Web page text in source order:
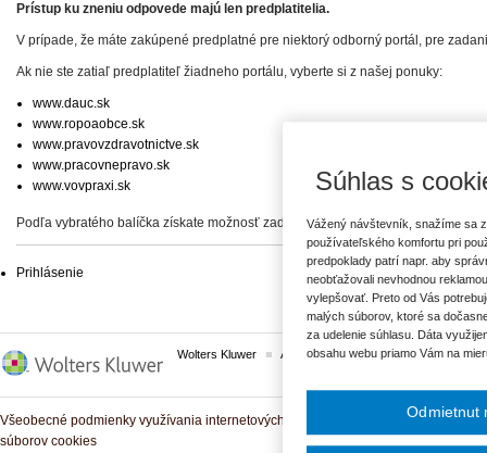
Prístup ku zneniu odpovede majú len predplatitelia.
V prípade, že máte zakúpené predplatné pre niektorý odborný portál, pre
Ak nie ste zatiaľ predplatiteľ žiadneho portálu, vyberte si z našej ponuky:
www.dauc.sk
www.ropoaobce.sk
www.pravovzdravotnictve.sk
www.pracovnepravo.sk
www.vovpraxi.sk
Podľa vybratého balíčka získate možnosť zadať svoje otázky, prípadne prístup
Prihlásenie
Wolters Kluwer ASPI Komplexné právne predpisy
Všeobecné podmienky využívania internetových služieb a komunitných portálov
súborov cookies
Súhlas s
Vážený návštevník, snažíme sa
používateľského komfortu pri
predpoklady patrí napr. aby
neobťažovali nevhodnou
vylepšovať. Preto od Vás
malých súborov, ktoré sa
za udelenie súhlasu. Dáta
obsahu webu priamo Vám na
Odmietnut